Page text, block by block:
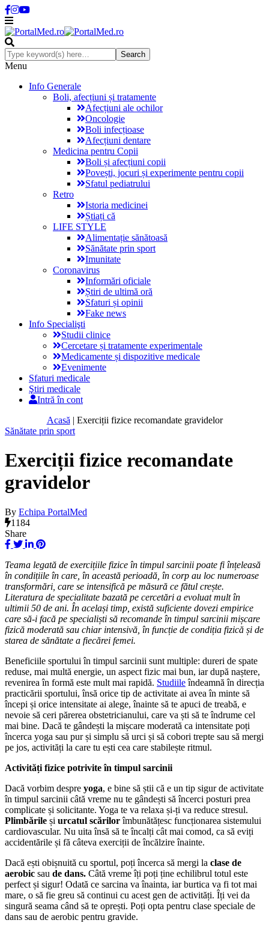
Menu
Info Generale
Boli, afecțiuni și tratamente
Afecțiuni ale ochilor
Oncologie
Boli infecțioase
Afecțiuni dentare
Medicina pentru Copii
Boli și afecțiuni copii
Povești, jocuri și experimente pentru copii
Sfatul pediatrului
Retro
Istoria medicinei
Știați că
LIFE STYLE
Alimentație sănătoasă
Sănătate prin sport
Imunitate
Coronavirus
Informări oficiale
Știri de ultimă oră
Sfaturi și opinii
Fake news
Info Specialişti
Studii clinice
Cercetare și tratamente experimentale
Medicamente și dispozitive medicale
Evenimente
Sfaturi medicale
Ştiri medicale
Intră în cont
Acasă | Exerciții fizice recomandate gravidelor
Sănătate prin sport
Exerciții fizice recomandate
gravidelor
By Echipa PortalMed
1184
Share
Teama legată de exercițiile fizice în timpul sarcinii poate fi înțeleasă
în condițiile în care , în această perioadă, în corp au loc numeroase
transformări, care se intensifică pe măsură ce fătul crește.
Literatura de specialitate bazată pe cercetări a evoluat mult în
ultimii 50 de ani. În același timp, există suficiente dovezi empirice
care să-i facă pe specialiști să recomande în timpul sarcinii mișcare
fizică moderată sau chiar intensivă, în funcție de condiția fizică și de
starea de sănătate a fiecărei femei.
Beneficiile sportului în timpul sarcinii sunt multiple: dureri de spate
reduse, mai multă energie, un aspect fizic mai bun, iar după naștere,
revenirea în formă este mult mai rapidă. Studiileîndeamnă în direcția
practicării sportului, însă orice tip de activitate ai avea în minte să
începi și orice intensitate ai alege, înainte să te apuci de treabă, e
nevoie să ceri părerea obstetricianului, care va ști să te îndrume cel
mai bine. Dacă te gândești la mișcare moderată ca intensitate poți
încerca yoga sau pur și simplu să urci și să cobori trepte sau să mergi
pe jos, activități la care tu ești cea care stabilește ritmul.
Activități fizice potriviteîn timpul sarcinii
Dacă vorbim despre yoga, e bine să știi că e un tip sigur de activitate
în timpul sarcinii câtă vreme nu te gândești să încerci posturi prea
complicate și solicitante. Yoga te va relaxa și-ți va reduce stresul.
Plimbările și urcatul scărilorîmbunătățesc funcționarea sistemului
cardiovascular. Nu uita însă să te încalți cât mai comod, ca să eviți
accidentările și fă câteva exerciții de încălzire înainte.
Dacă ești obișnuită cu sportul, poți încerca să mergi la clase de
aerobic sau de dans. Câtă vreme îți poți ține echilibrul totul este
perfect și sigur! Odată ce sarcina va înainta, iar burtica va fi tot mai
mare, o să fie greu să continui cu acest gen de activități. Îți vei da
singură seama când să te oprești. Poți opta pentru clase speciale de
dans sau de aerobic pentru gravide.